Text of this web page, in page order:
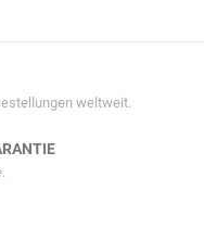
weltweit.